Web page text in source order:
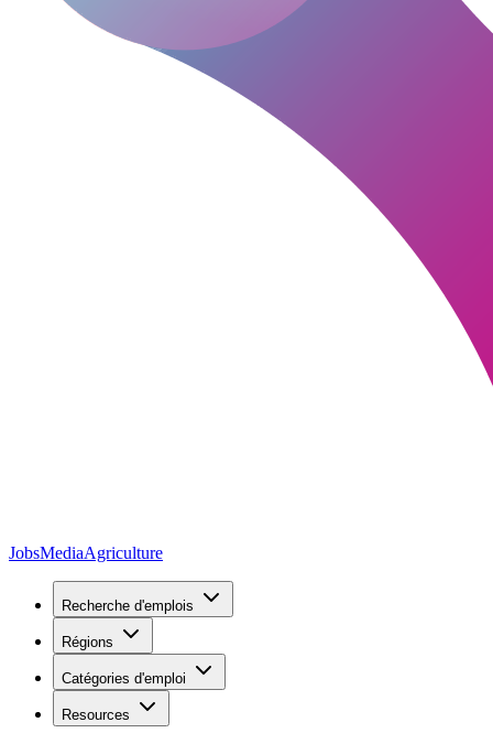
JobsMediaAgriculture
Recherche d'emplois
Régions
Catégories d'emploi
Resources